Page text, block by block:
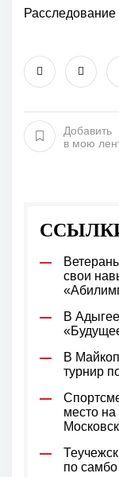
Расследование
Добавить
в мою
свои
В
В
турнир
место
по самбо